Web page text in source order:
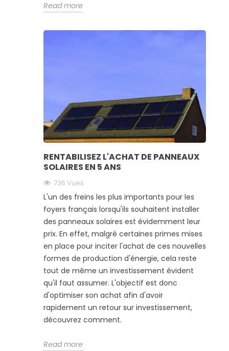
Read more
RENTABILISEZ L'ACHAT DE PANNEAUX
SOLAIRES EN 5 ANS
736 Vues
L'un des freins les plus importants pour les
foyers français lorsqu'ils souhaitent installer
des panneaux solaires est évidemment leur
prix. En effet, malgré certaines primes mises
en place pour inciter l'achat de ces nouvelles
formes de production d'énergie, cela reste
tout de même un investissement évident
qu'il faut assumer. L'objectif est donc
d'optimiser son achat afin d'avoir
rapidement un retour sur investissement,
découvrez comment.
Read more